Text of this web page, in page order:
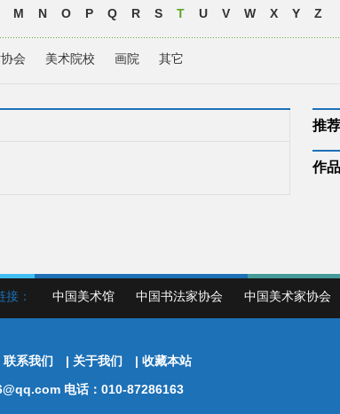
M N O P Q R S T U V W X Y Z
会 美术院校 画院 其它
推
作
接： 中国美术馆 中国书法家协会 中国美术家协会
联系我们 | 关于我们 | 收藏本站
电话：010-87286163